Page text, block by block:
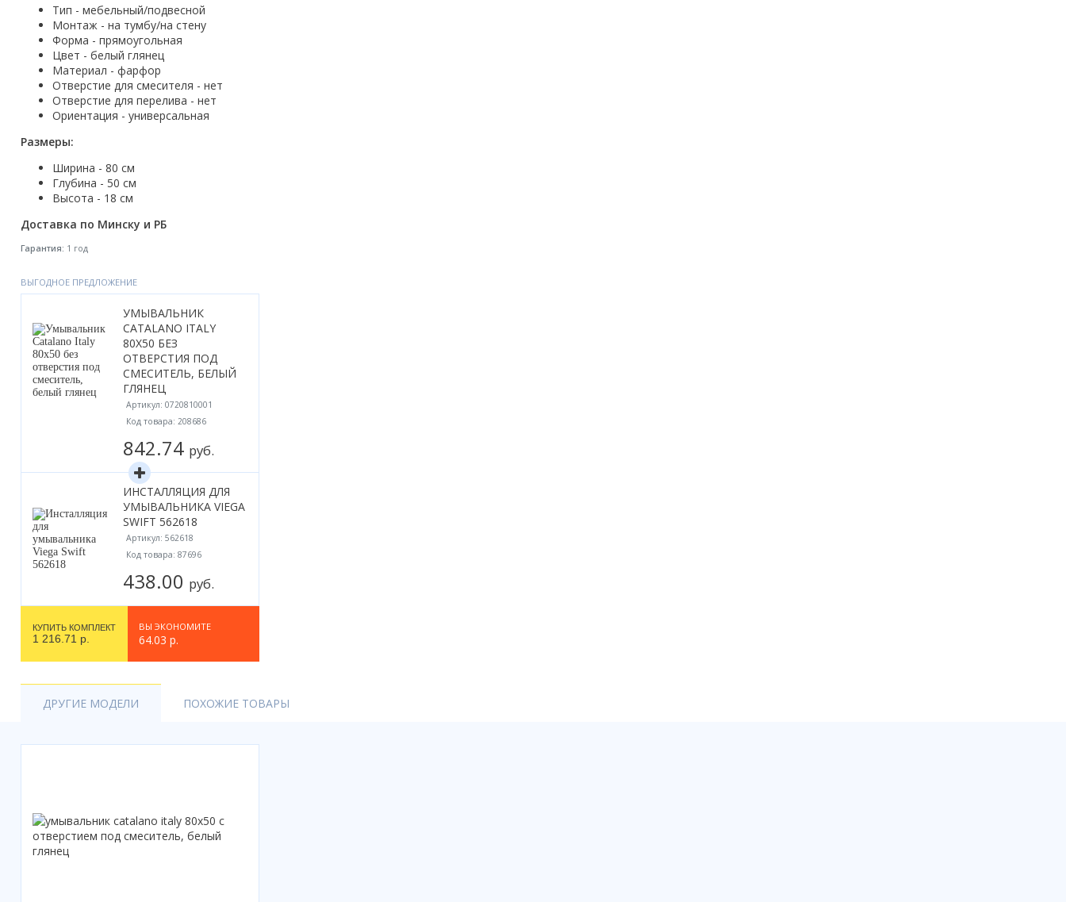
Трапы
Радиаторы отопления
Котлы отопления
Аксессуары для ванной
Сифоны и донные клапаны
Люки
Готовые кухни
Акции
Тип - мебельный/подвесной
Монтаж - на тумбу/на стену
Форма - прямоугольная
Цвет - белый глянец
Материал - фарфор
Отверстие для смесителя - нет
Отверстие для перелива - нет
Ориентация - универсальная
Размеры:
Ширина - 80 см
Глубина - 50 см
Высота - 18 см
Доставка по Минску и РБ
Гарантия: 1 год
ВЫГОДНОЕ ПРЕДЛОЖЕНИЕ
УМЫВАЛЬНИК
CATALANO ITALY
80X50 БЕЗ
ОТВЕРСТИЯ ПОД
СМЕСИТЕЛЬ, БЕЛЫЙ
ГЛЯНЕЦ
Артикул: 0720810001
Код товара: 208686
842.74 руб.
ИНСТАЛЛЯЦИЯ ДЛЯ
УМЫВАЛЬНИКА VIEGA
SWIFT 562618
Артикул: 562618
Код товара: 87696
438.00 руб.
КУПИТЬ КОМПЛЕКТ
1 216.71 р.
ВЫ ЭКОНОМИТЕ
64.03 р.
ДРУГИЕ МОДЕЛИ ПОХОЖИЕ ТОВАРЫ